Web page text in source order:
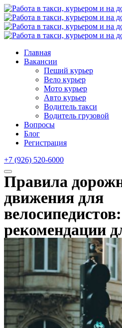
Главная
Вакансии
Пеший курьер
Вело курьер
Мото курьер
Авто курьер
Водитель такси
Водитель грузовой
Вопросы
Блог
Регистрация
+7 (926) 520-6000
Правила
движения для
рекомендации